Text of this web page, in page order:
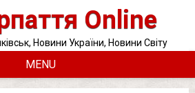
Online
Новини України, Новини Світу
MENU